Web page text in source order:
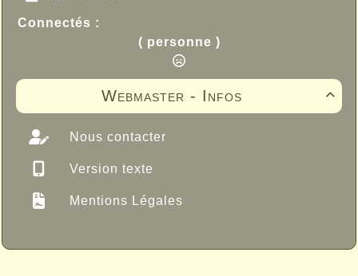
Connectés :
( personne )

Webmaster - Infos
Nous contacter
Version texte
Mentions Légales